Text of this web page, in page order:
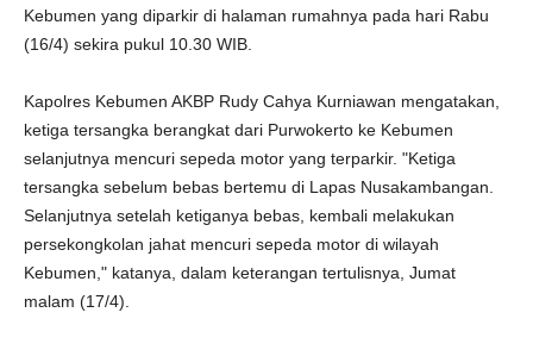
Kebumen yang diparkir di halaman rumahnya pada hari Rabu
(16/4) sekira pukul 10.30 WIB.
Kapolres Kebumen AKBP Rudy Cahya Kurniawan mengatakan,
ketiga tersangka berangkat dari Purwokerto ke Kebumen
selanjutnya mencuri sepeda motor yang terparkir. "Ketiga
tersangka sebelum bebas bertemu di Lapas Nusakambangan.
Selanjutnya setelah ketiganya bebas, kembali melakukan
persekongkolan jahat mencuri sepeda motor di wilayah
Kebumen," katanya, dalam keterangan tertulisnya, Jumat
malam (17/4).